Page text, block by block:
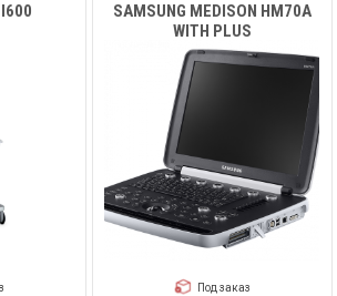
SAMSUNG MEDISON HM70A
WITH PLUS
Под заказ